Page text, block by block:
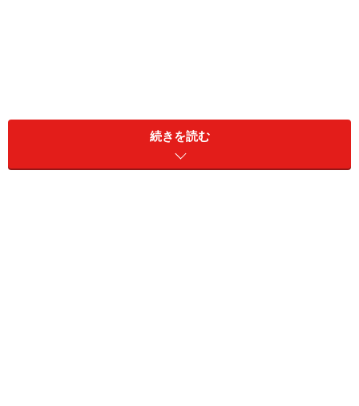
今回ガイドがいただいたのは、「お野菜と寒天が食べら
れる週替わりのせいろランチ」(1,000円)。まずは、食前
続きを読む